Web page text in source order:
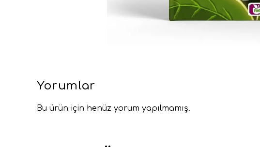
Yorumlar
Bu ürün için henüz yorum yapılmamış.